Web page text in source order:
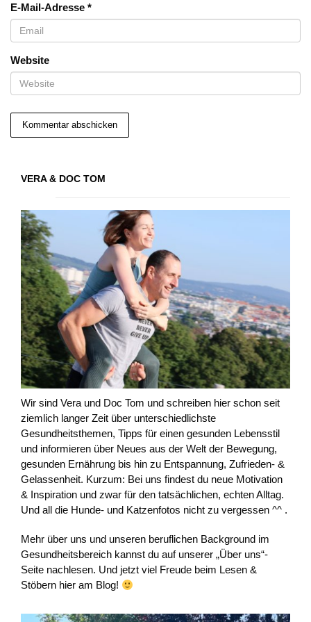
E-Mail-Adresse *
Website
VERA & DOC TOM
Wir sind Vera und Doc Tom und schreiben hier schon seit
ziemlich langer Zeit über unterschiedlichste
Gesundheitsthemen, Tipps für einen gesunden Lebensstil
und informieren über Neues aus der Welt der Bewegung,
gesunden Ernährung bis hin zu Entspannung, Zufrieden- &
Gelassenheit. Kurzum: Bei uns findest du neue Motivation
& Inspiration und zwar für den tatsächlichen, echten Alltag.
Und all die Hunde- und Katzenfotos nicht zu vergessen ^^ .
Mehr über uns und unseren beruflichen Background im
Gesundheitsbereich kannst du auf unserer „Über uns“-
Seite nachlesen. Und jetzt viel Freude beim Lesen &
Stöbern hier am Blog!